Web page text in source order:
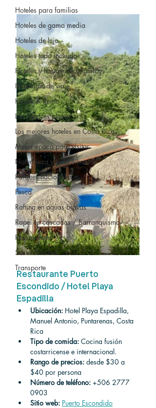
Hoteles para familias
Hoteles de gama media
Hoteles de lujo
Hoteles todo incluido
Hoteles y hostales económicos
Itinerarios de viaje
Kayak & Remo
Las mejores playas
Los mejores hoteles en Costa Rica
Mejor época para visitar
Naturaleza y Vida Silvestre
Parques nacionales
Pesca
Rafting en aguas bravas
Rapel en cascadas / Barranquismo
Restaurantes
Sostenibilidad
Transporte
Restaurante Puerto
Escondido / Hotel Playa
Espadilla
Ubicación: Hotel Playa Espadilla,
Manuel Antonio, Puntarenas, Costa
Rica
Tipo de comida: Cocina fusión
costarricense e internacional.
Rango de precios: desde $30 a
$40 por persona
Número de teléfono: +506 2777
0903
Sitio web: Puerto Escondido